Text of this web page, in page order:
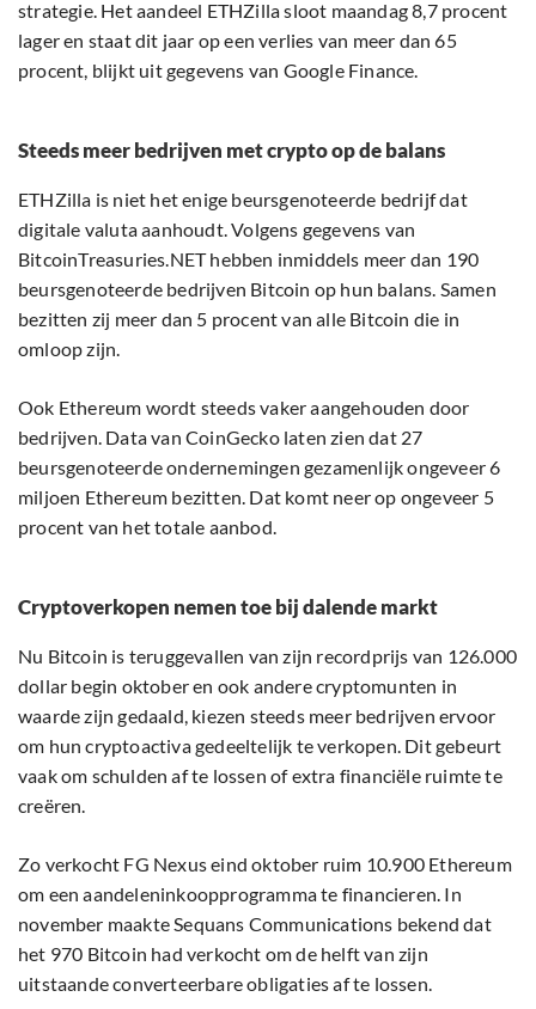
strategie. Het aandeel ETHZilla sloot maandag 8,7 procent
lager en staat dit jaar op een verlies van meer dan 65
procent, blijkt uit gegevens van Google Finance.
Steeds meer bedrijven met crypto op de balans
ETHZilla is niet het enige beursgenoteerde bedrijf dat
digitale valuta aanhoudt. Volgens gegevens van
BitcoinTreasuries.NET hebben inmiddels meer dan 190
beursgenoteerde bedrijven Bitcoin op hun balans. Samen
bezitten zij meer dan 5 procent van alle Bitcoin die in
omloop zijn.
Ook Ethereum wordt steeds vaker aangehouden door
bedrijven. Data van CoinGecko laten zien dat 27
beursgenoteerde ondernemingen gezamenlijk ongeveer 6
miljoen Ethereum bezitten. Dat komt neer op ongeveer 5
procent van het totale aanbod.
Cryptoverkopen nemen toe bij dalende markt
Nu Bitcoin is teruggevallen van zijn recordprijs van 126.000
dollar begin oktober en ook andere cryptomunten in
waarde zijn gedaald, kiezen steeds meer bedrijven ervoor
om hun cryptoactiva gedeeltelijk te verkopen. Dit gebeurt
vaak om schulden af te lossen of extra financiële ruimte te
creëren.
Zo verkocht FG Nexus eind oktober ruim 10.900 Ethereum
om een aandeleninkoopprogramma te financieren. In
november maakte Sequans Communications bekend dat
het 970 Bitcoin had verkocht om de helft van zijn
uitstaande converteerbare obligaties af te lossen.